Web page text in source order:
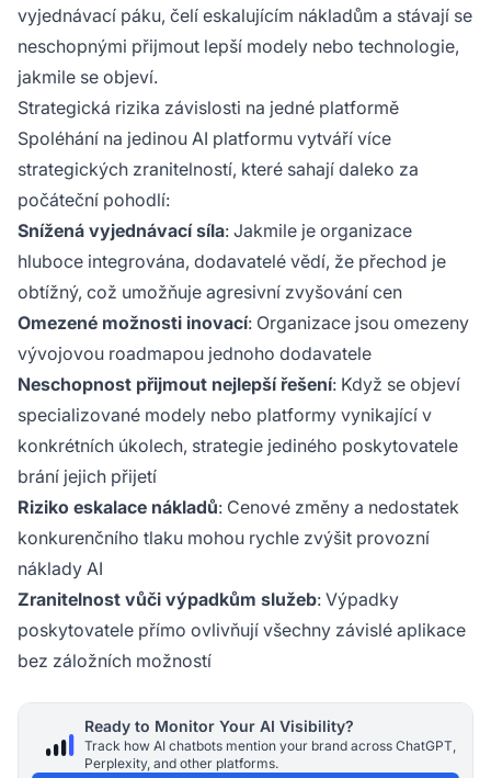
vyjednávací páku, čelí eskalujícím nákladům a stávají se
neschopnými přijmout lepší modely nebo technologie,
jakmile se objeví.
Strategická rizika závislosti na jedné platformě
Spoléhání na jedinou AI platformu vytváří více
strategických zranitelností, které sahají daleko za
počáteční pohodlí:
Snížená vyjednávací síla: Jakmile je organizace
hluboce integrována, dodavatelé vědí, že přechod je
obtížný, což umožňuje agresivní zvyšování cen
Omezené možnosti inovací: Organizace jsou omezeny
vývojovou roadmapou jednoho dodavatele
Neschopnost přijmout nejlepší řešení: Když se objeví
specializované modely nebo platformy vynikající v
konkrétních úkolech, strategie jediného poskytovatele
brání jejich přijetí
Riziko eskalace nákladů: Cenové změny a nedostatek
konkurenčního tlaku mohou rychle zvýšit provozní
náklady AI
Zranitelnost vůči výpadkům služeb: Výpadky
poskytovatele přímo ovlivňují všechny závislé aplikace
bez záložních možností
Ready to Monitor Your AI Visibility?
Track how AI chatbots mention your brand across ChatGPT,
Perplexity, and other platforms.